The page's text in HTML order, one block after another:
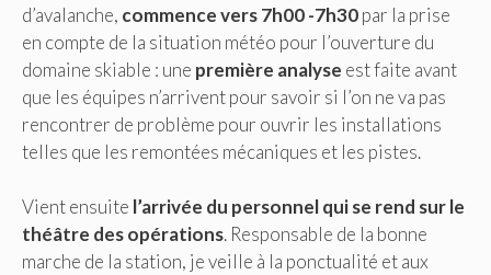
d’avalanche, commence vers 7h00 -7h30par la prise
en compte de la situation météo pour l’ouverture du
domaine skiable : une première analyse est faite avant
que les équipes n’arrivent pour savoir si l’on ne va pas
rencontrer de problème pour ouvrir les installations
telles que les remontées mécaniques et les pistes.
Vient ensuite l’arrivée du personnel qui se rend sur le
théâtre des opérations. Responsable de la bonne
marche de la station, je veille à la ponctualité et aux